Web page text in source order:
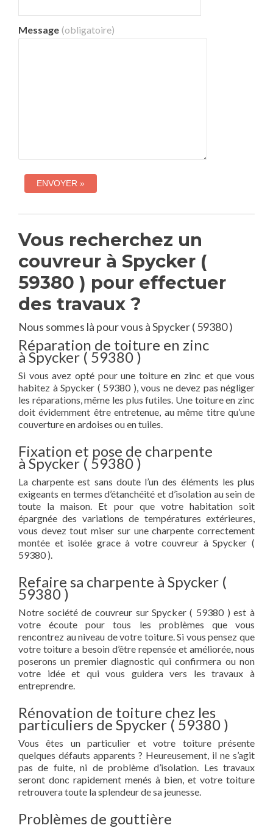
Message (obligatoire)
Vous recherchez un
couvreur à Spycker (
59380 ) pour effectuer
des travaux ?
Nous sommes là pour vous à Spycker ( 59380 )
Réparation de toiture en zinc
à Spycker ( 59380 )
Si vous avez opté pour une toiture en zinc et que vous
habitez à Spycker ( 59380 ), vous ne devez pas négliger
les réparations, même les plus futiles. Une toiture en zinc
doit évidemment être entretenue, au même titre qu’une
couverture en ardoises ou en tuiles.
Fixation et pose de charpente
à Spycker ( 59380 )
La charpente est sans doute l’un des éléments les plus
exigeants en termes d’étanchéité et d’isolation au sein de
toute la maison. Et pour que votre habitation soit
épargnée des variations de températures extérieures,
vous devez tout miser sur une charpente correctement
montée et isolée grace à votre couvreur à Spycker (
59380 ).
Refaire sa charpente à Spycker (
59380 )
Notre société de couvreur sur Spycker ( 59380 ) est à
votre écoute pour tous les problèmes que vous
rencontrez au niveau de votre toiture. Si vous pensez que
votre toiture a besoin d’être repensée et améliorée, nous
poserons un premier diagnostic qui confirmera ou non
votre idée et qui vous guidera vers les travaux à
entreprendre.
Rénovation de toiture chez les
particuliers de Spycker ( 59380 )
Vous êtes un particulier et votre toiture présente
quelques défauts apparents ? Heureusement, il ne s’agit
pas de fuite, ni de problème d’isolation. Les travaux
seront donc rapidement menés à bien, et votre toiture
retrouvera toute la splendeur de sa jeunesse.
Problèmes de gouttière